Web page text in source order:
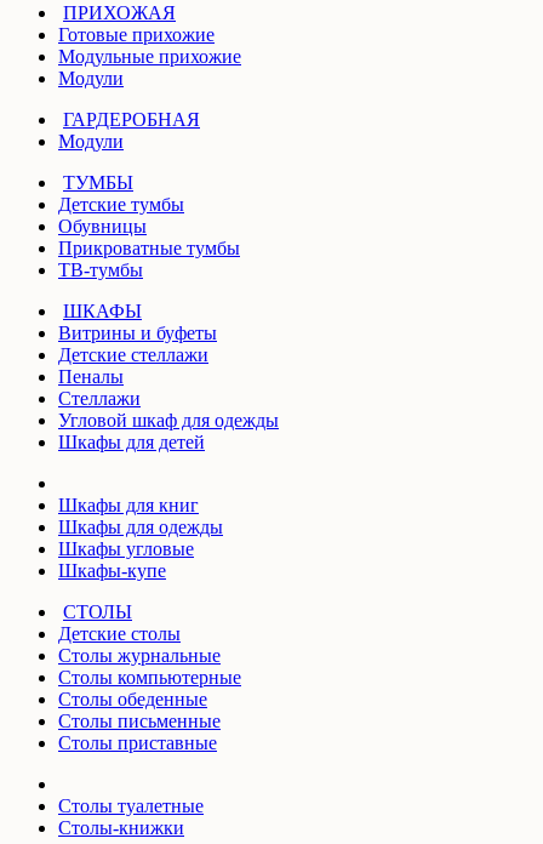
ПРИХОЖАЯ
Готовые прихожие
Модульные прихожие
Модули
ГАРДЕРОБНАЯ
Модули
ТУМБЫ
Детские тумбы
Обувницы
Прикроватные тумбы
ТВ-тумбы
ШКАФЫ
Витрины и буфеты
Детские стеллажи
Пеналы
Стеллажи
Угловой шкаф для одежды
Шкафы для детей
Шкафы для книг
Шкафы для одежды
Шкафы угловые
Шкафы-купе
СТОЛЫ
Детские столы
Столы журнальные
Столы компьютерные
Столы обеденные
Столы письменные
Столы приставные
Столы туалетные
Столы-книжки